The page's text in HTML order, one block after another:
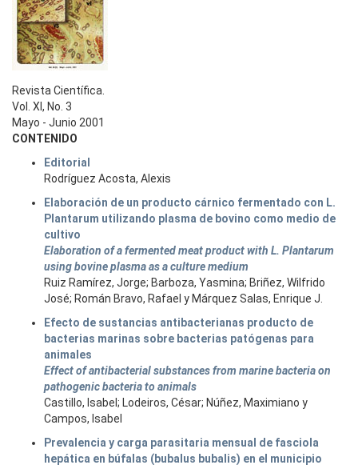
Revista Científica.
Vol. XI, No. 3
Mayo - Junio 2001
CONTENIDO
Editorial
Rodríguez Acosta, Alexis
Elaboración de un producto cárnico fermentado con L.
Plantarum utilizando plasma de bovino como medio de
cultivo
Elaboration of a fermented meat product with L. Plantarum
using bovine plasma as a culture medium
Ruiz Ramírez, Jorge; Barboza, Yasmina; Briñez, Wilfrido
José; Román Bravo, Rafael y Márquez Salas, Enrique J.
Efecto de sustancias antibacterianas producto de
bacterias marinas sobre bacterias patógenas para
animales
Effect of antibacterial substances from marine bacteria on
pathogenic bacteria to animals
Castillo, Isabel; Lodeiros, César; Núñez, Maximiano y
Campos, Isabel
Prevalencia y carga parasitaria mensual de fasciola
hepática en búfalas (bubalus bubalis) en el municipio